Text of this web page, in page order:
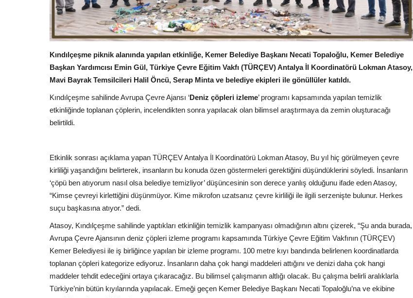
Kındılçeşme piknik alanında yapılan etkinliğe, Kemer Belediye Başkanı Necati Topaloğlu, Kemer Belediye
Başkan Yardımcısı Emin Gül, Türkiye Çevre Eğitim Vakfı (TÜRÇEV) Antalya İl Koordinatörü Lokman Atasoy,
Mavi Bayrak Temsilcileri Halil Öncü, Serap Minta ve belediye ekipleri ile gönüllüler katıldı.
Kındılçeşme sahilinde Avrupa Çevre Ajansı ‘Deniz çöpleri izleme’ programı kapsamında yapılan temizlik
etkinliğinde toplanan çöplerin, incelendikten sonra yapılacak olan bilimsel araştırmaya da zemin oluşturacağı
belirtildi.
Etkinlik sonrası açıklama yapan TÜRÇEV Antalya İl Koordinatörü Lokman Atasoy, Bu yıl hiç görülmeyen çevre
kirliliği yaşandığını belirterek, insanların bu konuda özen göstermeleri gerektiğini düşündüklerini söyledi. İnsanların
‘çöpü ben atıyorum nasıl olsa belediye temizliyor’ düşüncesinin son derece yanlış olduğunu ifade eden Atasoy,
“Kimse çevreyi kirlettiğini düşünmüyor. Kime mikrofon uzatsanız çevre kirliliği ile ilgili serzenişte bulunur. Herkes
suçu başkasına atıyor.” dedi.
Atasoy, Kındılçeşme sahilinde yaptıkları etkinliğin temizlik kampanyası olmadığının altını çizerek, “Şu anda burada,
Avrupa Çevre Ajansının deniz çöpleri izleme programı kapsamında Türkiye Çevre Eğitim Vakfının (TÜRÇEV)
Kemer Belediyesi ile iş birliğince yapılan bir izleme programı. 100 metre kıyı bandında belirlenen koordinatlarda
toplanan çöpleri kategorize ediyoruz. İnsanların daha çok hangi maddeleri attığını ve denizi daha çok hangi
maddeler tehdit edeceğini ortaya çıkaracağız. Bu bilimsel çalışmanın altlığı olacak. Bu çalışma belirli aralıklarla
Türkiye’nin bütün kıyılarında yapılacak. Emeği geçen Kemer Belediye Başkanı Necati Topaloğlu’na ve ekibine